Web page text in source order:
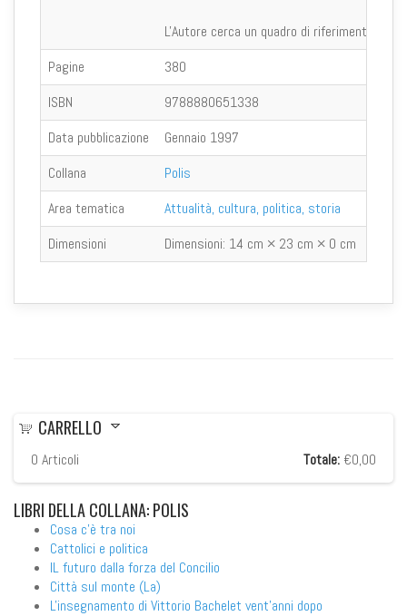
L'Autore cerca un quadro di riferimento
Pagine
380
ISBN
9788880651338
Data pubblicazione
Gennaio 1997
Collana
Polis
Area tematica
Attualità, cultura, politica, storia
Dimensioni
Dimensioni: 14 cm × 23 cm × 0 cm
CARRELLO
0 Articoli Totale: €0,00
LIBRI DELLA COLLANA: POLIS
Cosa c'è tra noi
Cattolici e politica
IL futuro dalla forza del Concilio
Città sul monte (La)
L'insegnamento di Vittorio Bachelet vent'anni dopo